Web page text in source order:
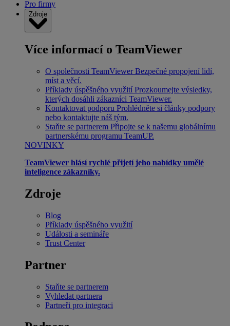
Pro firmy
Zdroje
Více informací o TeamViewer
O společnosti TeamViewer Bezpečné propojení lidí,
míst a věcí.
Příklady úspěšného využití Prozkoumejte výsledky,
kterých dosáhli zákazníci TeamViewer.
Kontaktovat podporu Prohlédněte si články podpory
nebo kontaktujte náš tým.
Staňte se partnerem Připojte se k našemu globálnímu
partnerskému programu TeamUP.
NOVINKY
TeamViewer hlásí rychlé přijetí jeho nabídky umělé
inteligence zákazníky.
Zdroje
Blog
Příklady úspěšného využití
Události a semináře
Trust Center
Partner
Staňte se partnerem
Vyhledat partnera
Partneři pro integraci